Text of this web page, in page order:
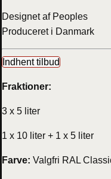
Designet af Peoples
Produceret i Danmark
Indhent tilbud
Fraktioner:
3 x 5 liter
1 x 10 liter + 1 x 5 liter
Farve: Valgfri RAL